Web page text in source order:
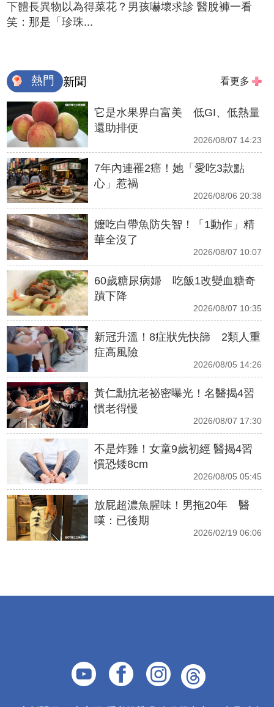
下體長異物以為得菜花？男孩嚇壞求診 醫脫褲一看
笑：那是「珍珠...
熱門 新聞 看更多
它是水果界白富美 低GI、低熱量
還助排便
2026/08/07 14:23
7年內連罹2癌！她「愛吃3款點
心」惹禍
2026/08/06 20:38
嬤吃白帶魚防失智！「1動作」精
華全沒了
2026/08/07 10:07
60歲糖尿病婦 吃飯1改變血糖奇
蹟下降
2026/08/07 10:35
新冠升溫！8症狀先快篩 2類人重
症高風險
2026/08/05 14:26
黃仁勳抗老祕密曝光！名醫揭4習
慣老得慢
2026/08/07 17:30
不是炸雞！女童9歲初經 醫揭4習
慣恐矮8cm
2026/08/05 05:45
放屁超濃魚腥味！男拖20年 醫
嘆：已後期
2026/02/19 06:06